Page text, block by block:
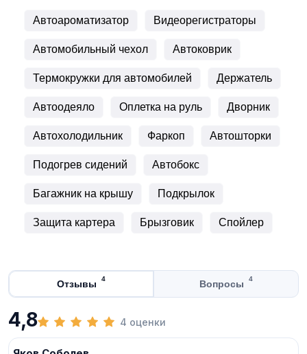
Автоароматизатор Видеорегистраторы
Автомобильный чехол Автоковрик
Термокружки для автомобилей Держатель
Автоодеяло Оплетка на руль Дворник
Автохолодильник Фаркоп Автошторки
Подогрев сидений Автобокс
Багажник на крышу Подкрылок
Защита картера Брызговик Спойлер
Отзывы 4 Вопросы 4
4,8 4 оценки